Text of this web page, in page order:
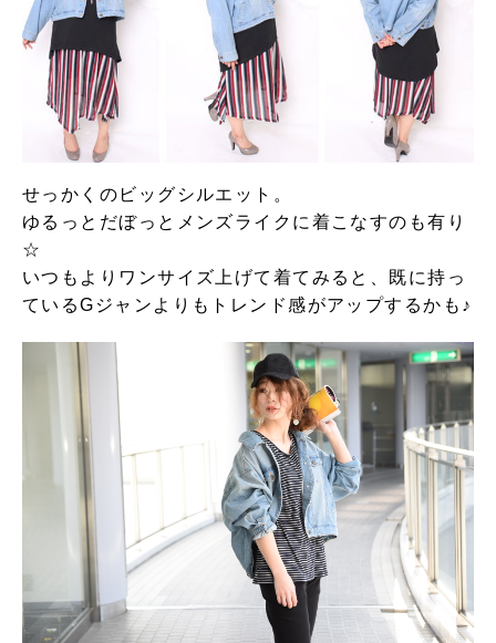
せっかくのビッグシルエット。
ゆるっとだぼっとメンズライクに着こなすのも有り
☆
いつもよりワンサイズ上げて着てみると、既に持っ
ているGジャンよりもトレンド感がアップするかも♪